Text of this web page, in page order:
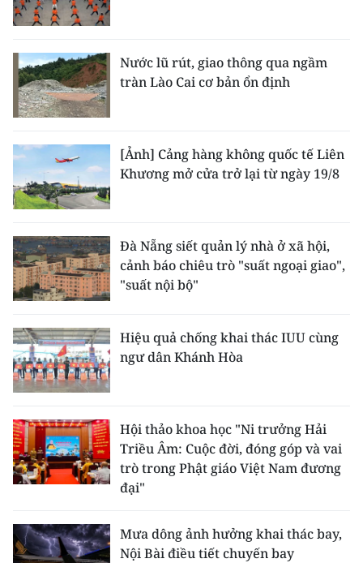
Nước lũ rút, giao thông qua ngầm
tràn Lào Cai cơ bản ổn định
[Ảnh] Cảng hàng không quốc tế Liên
Khương mở cửa trở lại từ ngày 19/8
Đà Nẵng siết quản lý nhà ở xã hội,
cảnh báo chiêu trò "suất ngoại giao",
"suất nội bộ"
Hiệu quả chống khai thác IUU cùng
ngư dân Khánh Hòa
Hội thảo khoa học "Ni trưởng Hải
Triều Âm: Cuộc đời, đóng góp và vai
trò trong Phật giáo Việt Nam đương
đại"
Mưa dông ảnh hưởng khai thác bay,
Nội Bài điều tiết chuyến bay